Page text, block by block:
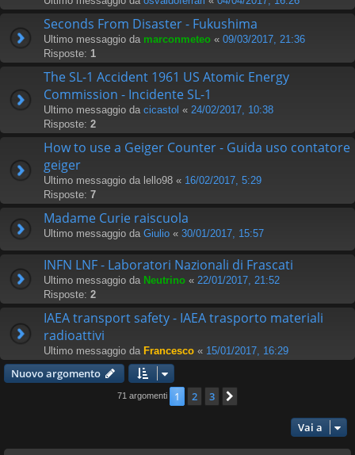
Seconds From Disaster - Fukushima
Ultimo messaggio da marconmeteo « 09/03/2017, 21:36
Risposte: 1
The SL-1 Accident 1961 US Atomic Energy
Commission - Incidente SL-1
Ultimo messaggio da cicastol « 24/02/2017, 10:38
Risposte: 2
How to use a Geiger Counter - Guida uso contatore
geiger
Ultimo messaggio da lello98 « 16/02/2017, 5:29
Risposte: 7
Madame Curie raiscuola
Ultimo messaggio da Giulio « 30/01/2017, 15:57
INFN LNF - Laboratori Nazionali di Frascati
Ultimo messaggio da Neutrino « 22/01/2017, 21:52
Risposte: 2
IAEA transport safety - IAEA trasporto materiali
radioattivi
Ultimo messaggio da Francesco « 15/01/2017, 16:29
Nuovo argomento
71 argomenti 1 2 3
Vai a